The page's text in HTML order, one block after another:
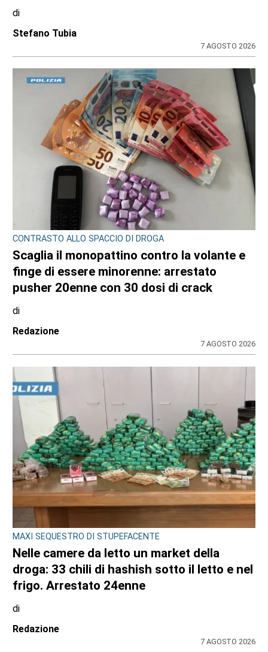
di
Stefano Tubia
7 AGOSTO 2026
CONTRASTO ALLO SPACCIO DI DROGA
Scaglia il monopattino contro la volante e
finge di essere minorenne: arrestato
pusher 20enne con 30 dosi di crack
di
Redazione
7 AGOSTO 2026
MAXI SEQUESTRO DI STUPEFACENTE
Nelle camere da letto un market della
droga: 33 chili di hashish sotto il letto e nel
frigo. Arrestato 24enne
di
Redazione
7 AGOSTO 2026